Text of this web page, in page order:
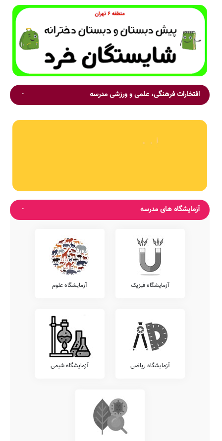
افتخارات فرهنگی، علمی و ورزشی مدرسه
آزمایشگاه های مدرسه
آزمایشگاه فیزیک آزمایشگاه علوم
آزمایشگاه ریاضی آزمایشگاه شیمی